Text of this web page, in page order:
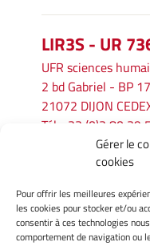
Gérer le
cookies
Pour offrir les meilleures
les cookies pour stocker et/ou
consentir à ces technologies
comportement de navigation ou
LIR3S - UR
UFR sciences
2 bd Gabriel - BP
21072 DIJON
Tél. : 33 (0)3 80 39
lir3s@u-
Mentions légales
Gérer mes cookies